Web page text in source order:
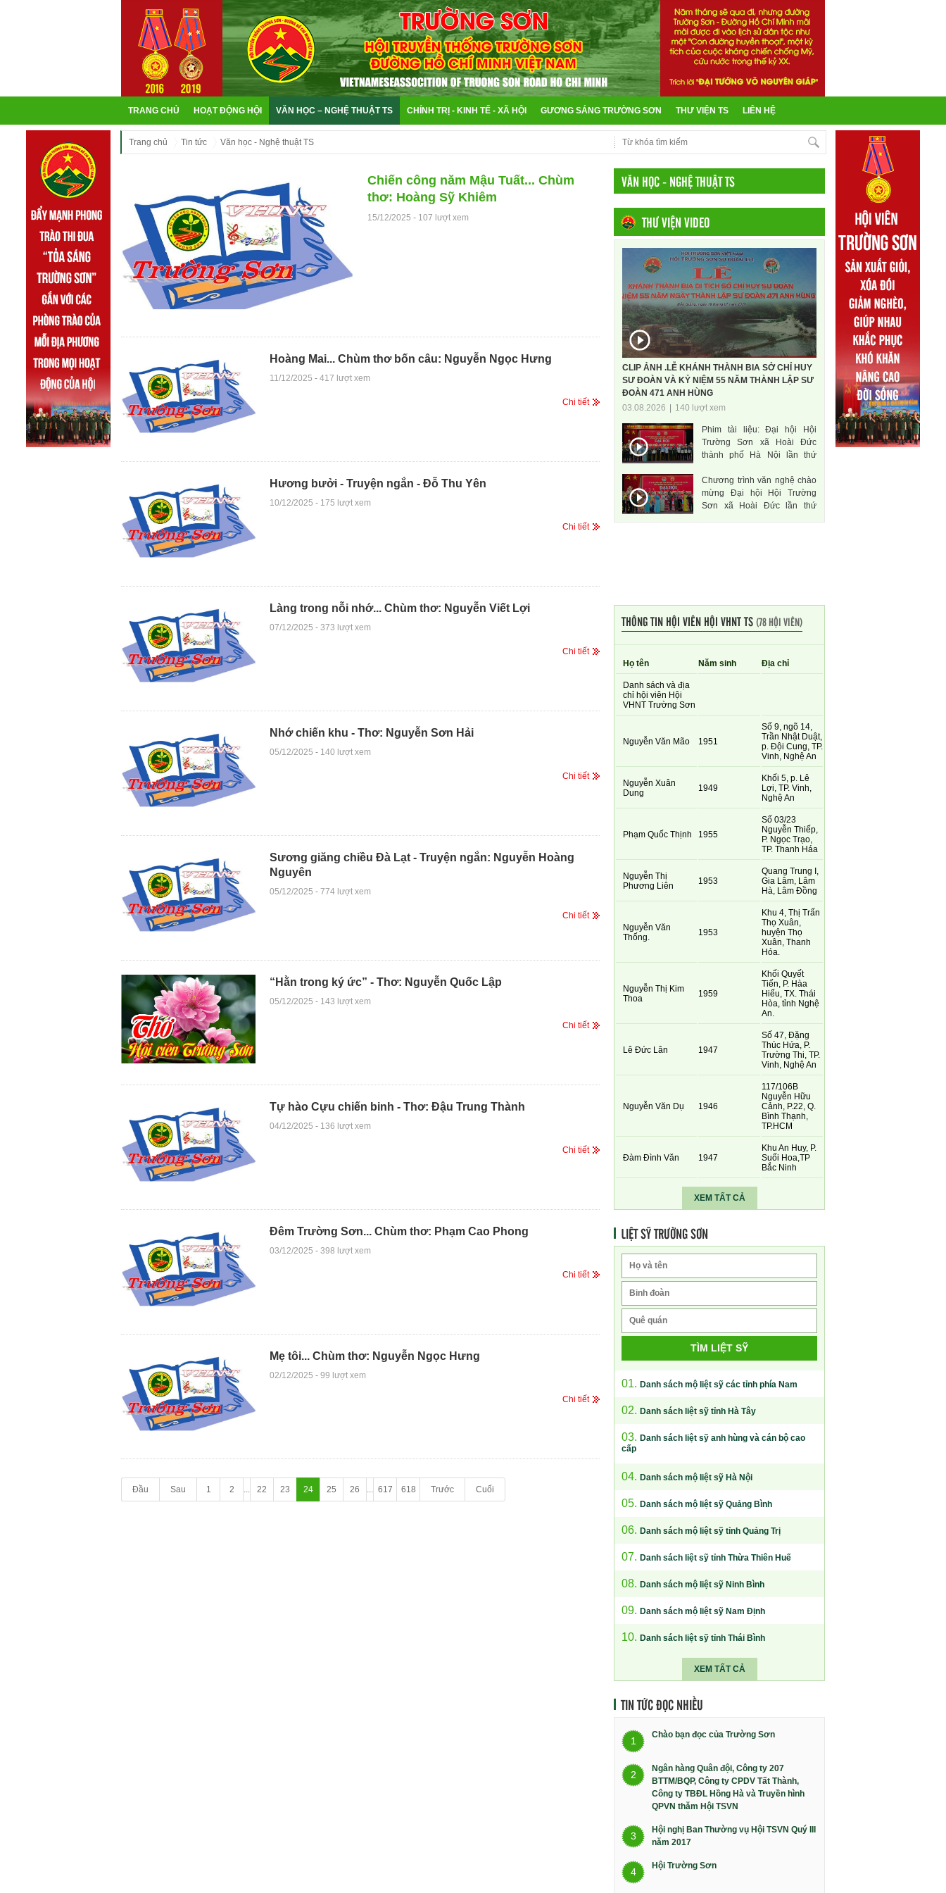
TRANG CHỦ HOẠT ĐỘNG HỘI VĂN HỌC – NGHỆ THUẬT TS CHÍNH TRỊ - KINH TẾ - XÃ HỘI GƯƠNG SÁNG TRƯỜNG SƠN THƯ VIỆN TS LIÊN HỆ
Trang chủ Tin tức Văn học - Nghệ thuật TS
Chiến công năm Mậu Tuất... Chùm
thơ: Hoàng Sỹ Khiêm
15/12/2025 - 107 lượt xem
Hoàng Mai... Chùm thơ bốn câu: Nguyễn Ngọc Hưng
11/12/2025 - 417 lượt xem
Chi tiết
Hương bưởi - Truyện ngắn - Đỗ Thu Yên
10/12/2025 - 175 lượt xem
Chi tiết
Làng trong nỗi nhớ... Chùm thơ: Nguyễn Viết Lợi
07/12/2025 - 373 lượt xem
Chi tiết
Nhớ chiến khu - Thơ: Nguyễn Sơn Hải
05/12/2025 - 140 lượt xem
Chi tiết
Sương giăng chiều Đà Lạt - Truyện ngắn: Nguyễn Hoàng
Nguyên
05/12/2025 - 774 lượt xem
Chi tiết
“Hằn trong ký ức” - Thơ: Nguyễn Quốc Lập
05/12/2025 - 143 lượt xem
Chi tiết
Tự hào Cựu chiến binh - Thơ: Đậu Trung Thành
04/12/2025 - 136 lượt xem
Chi tiết
Đêm Trường Sơn... Chùm thơ: Phạm Cao Phong
03/12/2025 - 398 lượt xem
Chi tiết
Mẹ tôi... Chùm thơ: Nguyễn Ngọc Hưng
02/12/2025 - 99 lượt xem
Chi tiết
Đầu Sau 1 2 ... 22 23 24 25 26 ... 617 618 Trước Cuối
VĂN HỌC - NGHỆ THUẬT TS
THƯ VIỆN VIDEO
CLIP ẢNH .LỄ KHÁNH THÀNH BIA SỞ CHỈ HUY
SƯ ĐOÀN VÀ KỶ NIỆM 55 NĂM THÀNH LẬP SƯ
ĐOÀN 471 ANH HÙNG
03.08.2026
140 lượt xem
Phim tài liệu: Đại hội Hội
Trường Sơn xã Hoài Đức
thành phố Hà Nội lần thứ
Chương trình văn nghệ chào
mừng Đại hội Hội Trường
Sơn xã Hoài Đức lần thứ
THÔNG TIN HỘI VIÊN HỘI VHNT TS(78 HỘI VIÊN)
Họ tên Năm sinh Địa chỉ
Danh sách và địa
chỉ hội viên Hội
VHNT Trường Sơn
Nguyễn Văn Mão 1951
Số 9, ngõ 14,
Trần Nhật Duật,
p. Đội Cung, TP.
Vinh, Nghệ An
Nguyễn Xuân
Dung
1949
Khối 5, p. Lê
Lợi, TP. Vinh,
Nghệ An
Phạm Quốc Thịnh 1955
Số 03/23
Nguyễn Thiếp,
P. Ngọc Trạo,
TP. Thanh Háa
Nguyễn Thị
Phương Liên
1953
Quang Trung I,
Gia Lâm, Lâm
Hà, Lâm Đồng
Nguyễn Văn
Thống.
1953
Khu 4, Thị Trấn
Thọ Xuân,
huyện Thọ
Xuân, Thanh
Hóa.
Nguyễn Thị Kim
Thoa
1959
Khối Quyết
Tiến, P. Hàa
Hiếu, TX. Thái
Hòa, tỉnh Nghệ
An.
Lê Đức Lân 1947
Số 47, Đặng
Thúc Hứa, P.
Trường Thi, TP.
Vinh, Nghệ An
Nguyễn Văn Dụ 1946
117/106B
Nguyễn Hữu
Cảnh, P.22, Q.
Bình Thạnh,
TP.HCM
Đàm Đình Văn 1947
Khu An Huy, P.
Suối Hoa,TP
Bắc Ninh
XEM TẤT CẢ
LIỆT SỸ TRƯỜNG SƠN
TÌM LIỆT SỸ
01. Danh sách mộ liệt sỹ các tỉnh phía Nam
02. Danh sách liệt sỹ tỉnh Hà Tây
03. Danh sách liệt sỹ anh hùng và cán bộ cao
cấp
04. Danh sách mộ liệt sỹ Hà Nội
05. Danh sách mộ liệt sỹ Quảng Bình
06. Danh sách mộ liệt sỹ tỉnh Quảng Trị
07. Danh sách liệt sỹ tỉnh Thừa Thiên Huế
08. Danh sách mộ liệt sỹ Ninh Bình
09. Danh sách mộ liệt sỹ Nam Định
10. Danh sách liệt sỹ tỉnh Thái Bình
XEM TẤT CẢ
TIN TỨC ĐỌC NHIỀU
1
Chào bạn đọc của Trường Sơn
2
Ngân hàng Quân đội, Công ty 207
BTTM/BQP, Công ty CPDV Tất Thành,
Công ty TBĐL Hồng Hà và Truyền hình
QPVN thăm Hội TSVN
3
Hội nghị Ban Thường vụ Hội TSVN Quý III
năm 2017
4
Hội Trường Sơn